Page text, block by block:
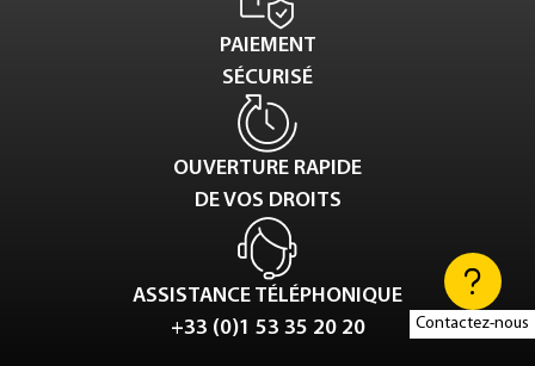
Contactez-nous
PAIEMENT
SÉCURISÉ
OUVERTURE RAPIDE
DE VOS DROITS
ASSISTANCE TÉLÉPHONIQUE
+33 (0)1 53 35 20 20